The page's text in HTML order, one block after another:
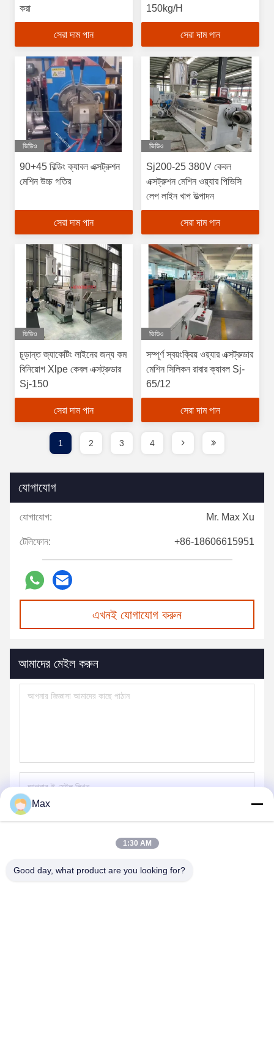
করা
সেরা দাম পান
150kg/H
সেরা দাম পান
ভিডিও
90+45 বিল্ডিং ক্যাবল এক্সট্রুশন
মেশিন উচ্চ গতির
সেরা দাম পান
ভিডিও
Sj200-25 380V কেবল
এক্সট্রুশন মেশিন ওয়্যার পিভিসি
লেপ লাইন খাপ উত্পাদন
সেরা দাম পান
ভিডিও
চূড়ান্ত জ্যাকেটিং লাইনের জন্য কম
বিনিয়োগ Xlpe কেবল এক্সট্রুডার
Sj-150
সেরা দাম পান
ভিডিও
সম্পূর্ণ স্বয়ংক্রিয় ওয়্যার এক্সট্রুডার
মেশিন সিলিকন রাবার ক্যাবল Sj-
65/12
সেরা দাম পান
1 2 3 4
যোগাযোগ
যোগাযোগ: Mr. Max Xu
টেলিফোন: +86-18606615951
এখনই যোগাযোগ করুন
আমাদের মেইল করুন
পাঠান
Max
1:30 AM
Good day, what product are you looking for?